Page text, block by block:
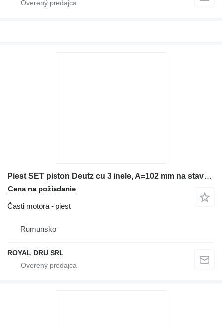
Piest SET piston Deutz cu 3 inele, A=102 mm na stavebného stroja
Cena na požiadanie
Časti motora - piest
Rumunsko
ROYAL DRU SRL